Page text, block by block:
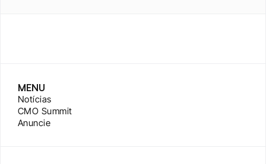
MENU
Notícias
CMO Summit
Anuncie